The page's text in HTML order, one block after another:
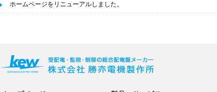
ホームページをリニューアルしました。